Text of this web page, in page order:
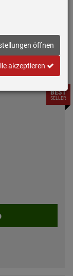
BEST
SELLER
öffnen
akzeptieren